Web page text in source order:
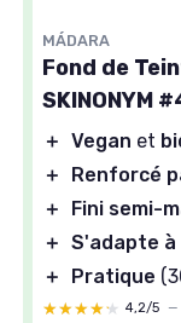
MÁDARA
Fond de
SKINONYM
＋ Vegan et
＋
Renforcé
＋
Fini semi-
＋ S'adapte
＋
Pratique
★★★★★
★★★★★ 4,2/5 —